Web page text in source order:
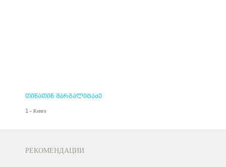
თინათინ მარგალიტაძე
1 - Книга
РЕКОМЕНДАЦИИ